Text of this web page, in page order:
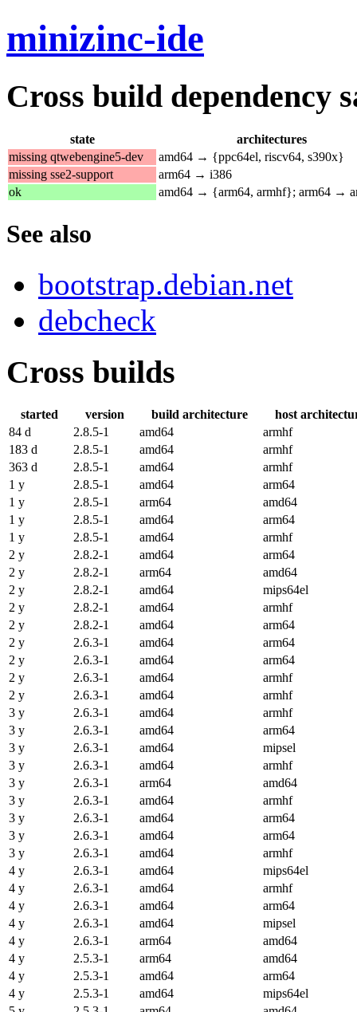
minizinc-ide
Cross build dependency
state
architectures
missing qtwebengine5-dev
amd64 → {ppc64el, riscv64, s390x}
missing sse2-support
arm64 → i386
ok
amd64 → {arm64, armhf}; arm64 →
See also
bootstrap.debian.net
debcheck
Cross builds
started version build architecture
host
84 d
2.8.5-1 amd64
armhf
183 d
2.8.5-1 amd64
armhf
363 d
2.8.5-1 amd64
armhf
1 y
2.8.5-1 amd64
arm64
1 y
2.8.5-1 arm64
amd64
1 y
2.8.5-1 amd64
arm64
1 y
2.8.5-1 amd64
armhf
2 y
2.8.2-1 amd64
arm64
2 y
2.8.2-1 arm64
amd64
2 y
2.8.2-1 amd64
mips64el
2 y
2.8.2-1 amd64
armhf
2 y
2.8.2-1 amd64
arm64
2 y
2.6.3-1 amd64
arm64
2 y
2.6.3-1 amd64
arm64
2 y
2.6.3-1 amd64
armhf
2 y
2.6.3-1 amd64
armhf
3 y
2.6.3-1 amd64
armhf
3 y
2.6.3-1 amd64
arm64
3 y
2.6.3-1 amd64
mipsel
3 y
2.6.3-1 amd64
armhf
3 y
2.6.3-1 arm64
amd64
3 y
2.6.3-1 amd64
armhf
3 y
2.6.3-1 amd64
arm64
3 y
2.6.3-1 amd64
arm64
3 y
2.6.3-1 amd64
armhf
4 y
2.6.3-1 amd64
mips64el
4 y
2.6.3-1 amd64
armhf
4 y
2.6.3-1 amd64
arm64
4 y
2.6.3-1 amd64
mipsel
4 y
2.6.3-1 arm64
amd64
4 y
2.5.3-1 arm64
amd64
4 y
2.5.3-1 amd64
arm64
4 y
2.5.3-1 amd64
mips64el